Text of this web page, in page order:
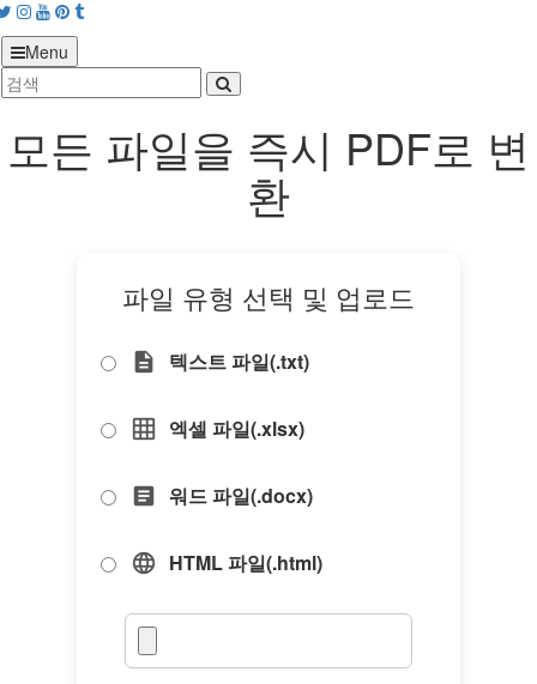
Twitter
Instagram
Youtube
Pinterest
tumblr
Menu
모든 파일을 즉시 PDF로 변
환
파일 유형 선택 및 업로드
description 텍스트 파일(.txt)
grid_on 엑셀 파일(.xlsx)
article 워드 파일(.docx)
language HTML 파일(.html)